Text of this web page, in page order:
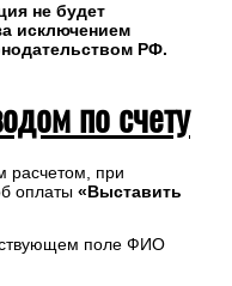
не будет
исключением
РФ.
по счету
расчетом, при
оплаты «Выставить
поле ФИО